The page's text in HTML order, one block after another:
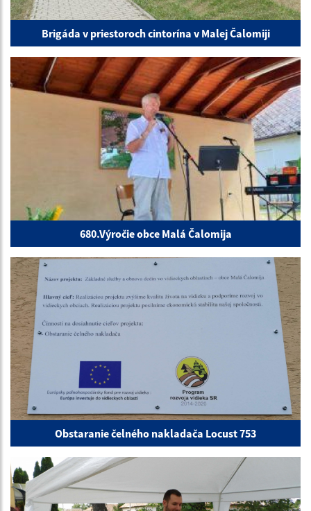
Brigáda v priestoroch cintorína v Malej Čalomiji
680.Výročie obce Malá Čalomija
Obstaranie čelného nakladača Locust 753